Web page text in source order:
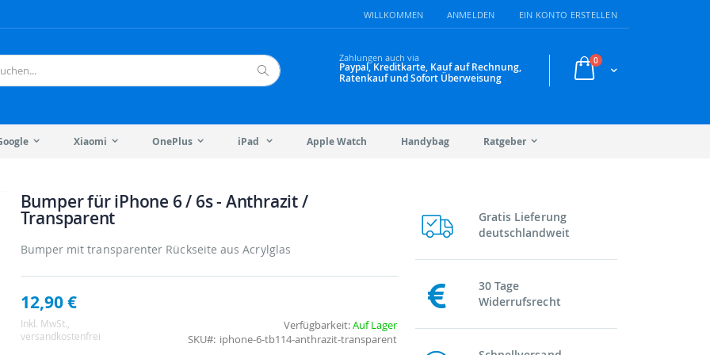
WILLKOMMEN ANMELDEN EIN KONTO ERSTELLEN
Warenkorb
0Artikel
Zahlungen auch via
Paypal, Kreditkarte, Kauf auf Rechnung,
Ratenkauf und Sofort Überweisung
Xiaomi OnePlus iPad Apple Watch Handybag Ratgeber
Bumper für iPhone 6 / 6s - Anthrazit /
Transparent
Bumper mit transparenter Rückseite aus Acrylglas
12,90 €
Inkl. MwSt.,
versandkostenfrei
Verfügbarkeit:Auf Lager
SKU
iphone-6-tb114-anthrazit-transparent
Gratis Lieferung
deutschlandweit
30 Tage
Widerrufsrecht